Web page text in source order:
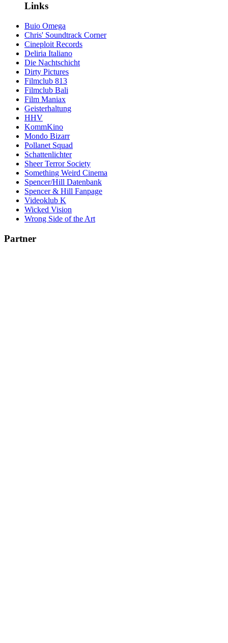
Links
Buio Omega
Chris' Soundtrack Corner
Cineploit Records
Deliria Italiano
Die Nachtschicht
Dirty Pictures
Filmclub 813
Filmclub Bali
Film Maniax
Geisterhaltung
HHV
KommKino
Mondo Bizarr
Pollanet Squad
Schattenlichter
Sheer Terror Society
Something Weird Cinema
Spencer/Hill Datenbank
Spencer & Hill Fanpage
Videoklub K
Wicked Vision
Wrong Side of the Art
Partner